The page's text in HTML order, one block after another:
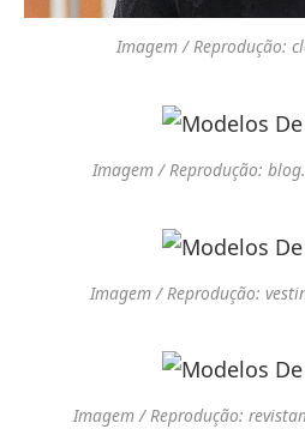
Imagem / Reprodução:
Imagem / Reprodução:
Imagem / Reprodução:
Imagem / Reprodução: